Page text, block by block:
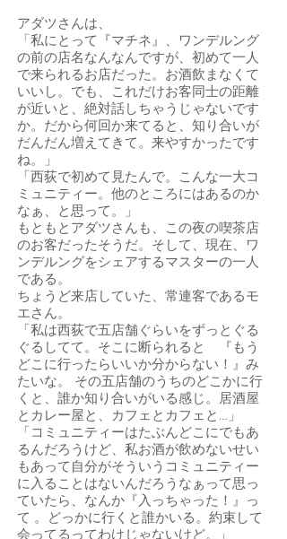
アダツさんは、
「私にとって『マチネ』、ワンデルング
の前の店名なんなんですが、初めて一人
で来られるお店だった。お酒飲まなくて
いいし。でも、これだけお客同士の距離
が近いと、絶対話しちゃうじゃないです
か。だから何回か来てると、知り合いが
だんだん増えてきて。来やすかったです
ね。」
「西荻で初めて見たんで。こんな一大コ
ミュニティー。他のところにはあるのか
なぁ、と思って。」
もともとアダツさんも、この夜の喫茶店
のお客だったそうだ。そして、現在、ワ
ンデルングをシェアするマスターの一人
である。
ちょうど来店していた、常連客であるモ
エさん。
「私は西荻で五店舗ぐらいをずっとぐる
ぐるしてて。そこに断られると 『もう
どこに行ったらいいか分からない！』み
たいな。 その五店舗のうちのどこかに行
くと、誰か知り合いがいる感じ。居酒屋
とカレー屋と、カフェとカフェと…」
「コミュニティーはたぶんどこにでもあ
るんだろうけど、私お酒が飲めないせい
もあって自分がそういうコミュニティー
に入ることはないんだろうなぁって思っ
ていたら、なんか『入っちゃった！』っ
て 。どっかに行くと誰かいる。約束して
会ってるってわけじゃないけど。」